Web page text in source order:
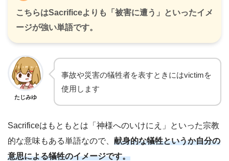
こちらはSacrificeよりも「被害に遭う」といったイメ
ージが強い単語です。
たじみゆ
事故や災害の犠牲者を表すときにはvictimを
使用します
Sacrificeはもともとは「神様へのいけにえ」といった宗教
的な意味もある単語なので、 献身的な犠牲というか自分の
意思による犠牲のイメージです。